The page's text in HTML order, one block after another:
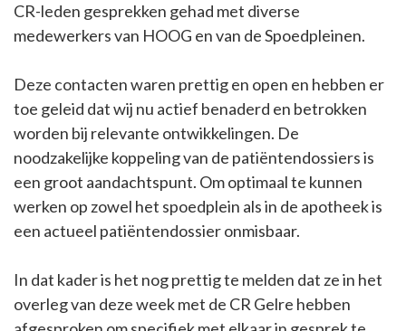
CR-leden gesprekken gehad met diverse
medewerkers van HOOG en van de Spoedpleinen.
Deze contacten waren prettig en open en hebben er
toe geleid dat wij nu actief benaderd en betrokken
worden bij relevante ontwikkelingen. De
noodzakelijke koppeling van de patiëntendossiers is
een groot aandachtspunt. Om optimaal te kunnen
werken op zowel het spoedplein als in de apotheek is
een actueel patiëntendossier onmisbaar.
In dat kader is het nog prettig te melden dat ze in het
overleg van deze week met de CR Gelre hebben